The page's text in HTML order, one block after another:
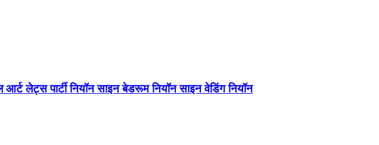
लेट्स पार्टी नियॉन साइन बेडरूम नियॉन साइन वेडिंग नियॉन